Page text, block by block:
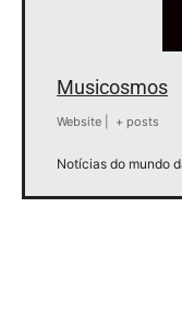
Musicosmos
Website + posts
Notícias do mundo